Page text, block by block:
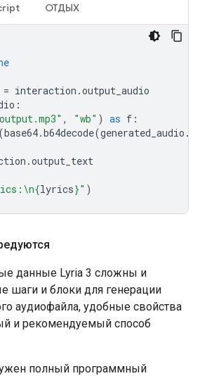
ОТДЫХ
= interaction .output_audio
:
, "wb" ) as f :
(base64.b64decode(generated_audio .
.output_text
\n{lyrics}" )
данные Lyria 3 сложны и
шаги и блоки для генерации
аудиофайла, удобные свойства
и рекомендуемый способ
полный программный